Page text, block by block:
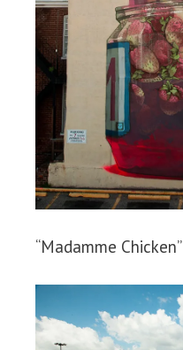
“Madamme Chicken”